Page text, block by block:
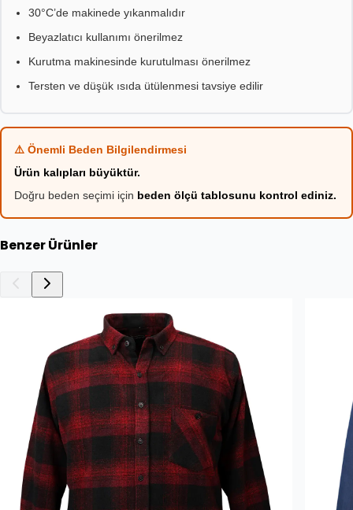
30°C’de makinede yıkanmalıdır
Beyazlatıcı kullanımı önerilmez
Kurutma makinesinde kurutulması önerilmez
Tersten ve düşük ısıda ütülenmesi tavsiye edilir
⚠️ Önemli Beden Bilgilendirmesi
Ürün kalıpları büyüktür.
Doğru beden seçimi için beden ölçü tablosunu kontrol ediniz.
Benzer Ürünler